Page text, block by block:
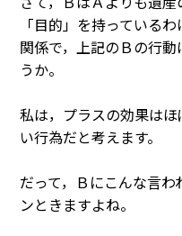
「目的」を持っている
関係で，上記のＢの行
うか。
私は，プラスの効果は
い行為だと考えます。
だって，Ｂにこんな言
ンときますよね。